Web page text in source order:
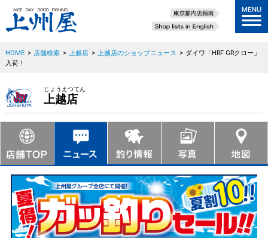
HOME > 店舗検索 > 上越店 > 上越店のショップニュース > ダイワ「HRF GRクロー」
入荷！
じょうえつてん
上越店